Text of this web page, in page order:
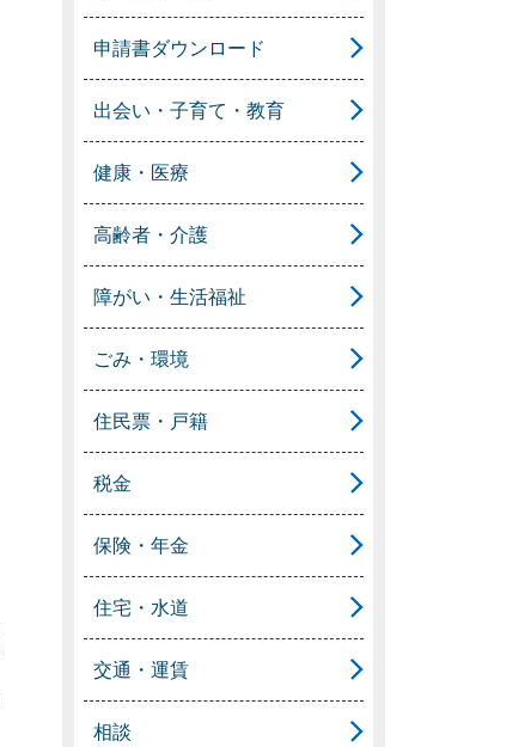
申請書ダウンロード
出会い・子育て・教育
健康・医療
高齢者・介護
障がい・生活福祉
ごみ・環境
住民票・戸籍
税金
保険・年金
住宅・水道
交通・運賃
相談